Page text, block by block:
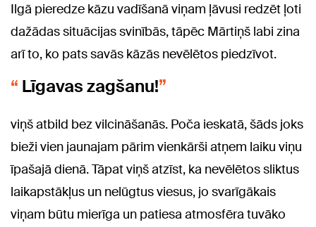
Ilgā pieredze kāzu vadīšanā viņam ļāvusi redzēt ļoti
dažādas situācijas svinībās, tāpēc Mārtiņš labi zina
arī to, ko pats savās kāzās nevēlētos piedzīvot.
Līgavas zagšanu!
viņš atbild bez vilcināšanās. Poča ieskatā, šāds joks
bieži vien jaunajam pārim vienkārši atņem laiku viņu
īpašajā dienā. Tāpat viņš atzīst, ka nevēlētos sliktus
laikapstākļus un nelūgtus viesus, jo svarīgākais
viņam būtu mierīga un patiesa atmosfēra tuvāko